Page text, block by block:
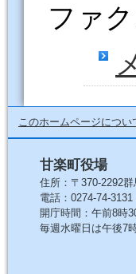
ファ
このホームページについ
甘楽町役場
住所：〒370-2292
電話：0274-74-
開庁時間：午前8時
毎週水曜日は午後7